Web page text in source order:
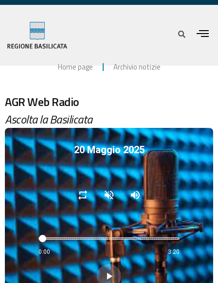
Home page Archivio notizie
AGR Web Radio
Ascolta la Basilicata
20 Maggio 2025
repeat volume_off volume_up
0:00 3:20
play_arrow